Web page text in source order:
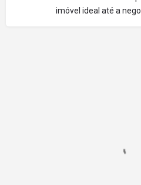
imóvel ideal até a